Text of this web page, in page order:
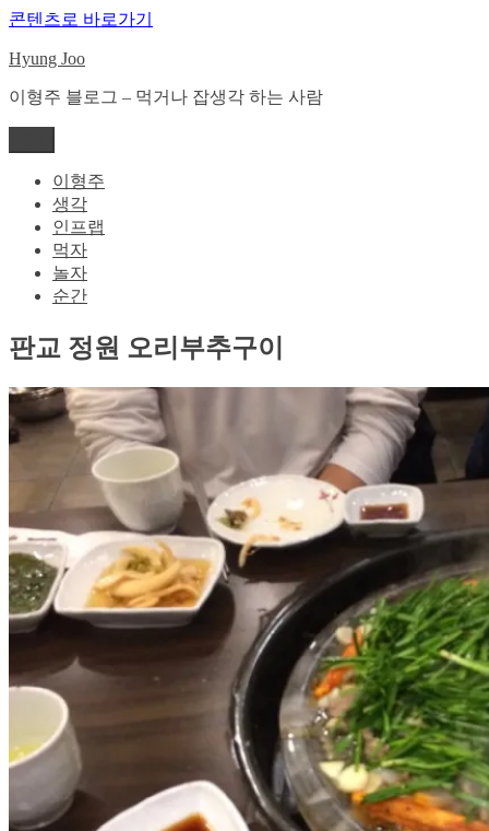
콘텐츠로 바로가기
Hyung Joo
이형주 블로그 – 먹거나 잡생각 하는 사람
이형주
생각
인프랩
먹자
놀자
순간
판교 정원 오리부추구이